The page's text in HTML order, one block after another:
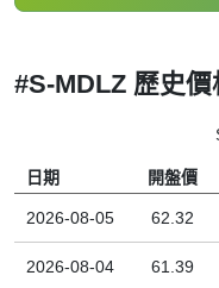
#S-MDLZ 歷史價
日期 開盤價
2026-08-05 62.32
2026-08-04 61.39